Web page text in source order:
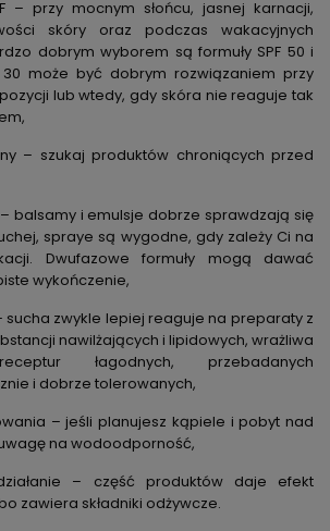
– przy mocnym słońcu, jasnej karnacji,
skóry oraz podczas wakacyjnych
dobrym wyborem są formuły SPF 50 i
30 może być dobrym rozwiązaniem przy
lub wtedy, gdy skóra nie reaguje tak
– szukaj produktów chroniących przed
– balsamy i emulsje dobrze sprawdzają się
spraye są wygodne, gdy zależy Ci na
Dwufazowe formuły mogą dawać
wykończenie,
sucha zwykle lepiej reaguje na preparaty z
nawilżających i lipidowych, wrażliwa
łagodnych, przebadanych
i dobrze tolerowanych,
– jeśli planujesz kąpiele i pobyt nad
na wodoodporność,
– część produktów daje efekt
zawiera składniki odżywcze.